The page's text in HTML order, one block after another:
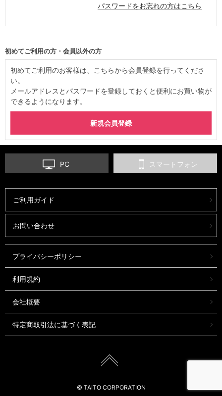
パスワードをお忘れの方はこちら
初めてご利用の方・会員以外の方
初めてご利用のお客様は、こちらから会員登録を行ってくださ
い。
メールアドレスとパスワードを登録しておくと便利にお買い物が
できるようになります。
PC スマートフォン
ご利用ガイド
お問い合わせ
プライバシーポリシー
利用規約
会社概要
特定商取引法に基づく表記
© TAITO CORPORATION